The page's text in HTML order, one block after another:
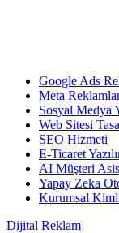
Google Ads
Meta
Sosyal Medya
Web Sitesi
SEO Hizmeti
E-Ticaret
AI Müşteri
Yapay Zeka
Kurumsal
Dijital Reklam